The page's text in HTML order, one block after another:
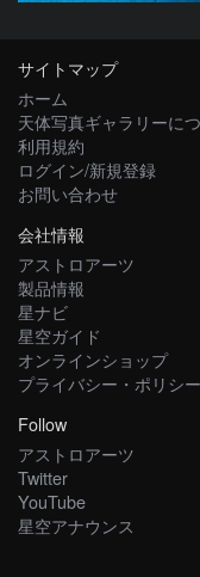
サイトマップ
ホーム
天体写真ギャラリーに
利用規約
ログイン/新規登録
お問い合わせ
会社情報
アストロアーツ
製品情報
星ナビ
星空ガイド
オンラインショップ
プライバシー・ポリシー
Follow
アストロアーツ
Twitter
YouTube
星空アナウンス